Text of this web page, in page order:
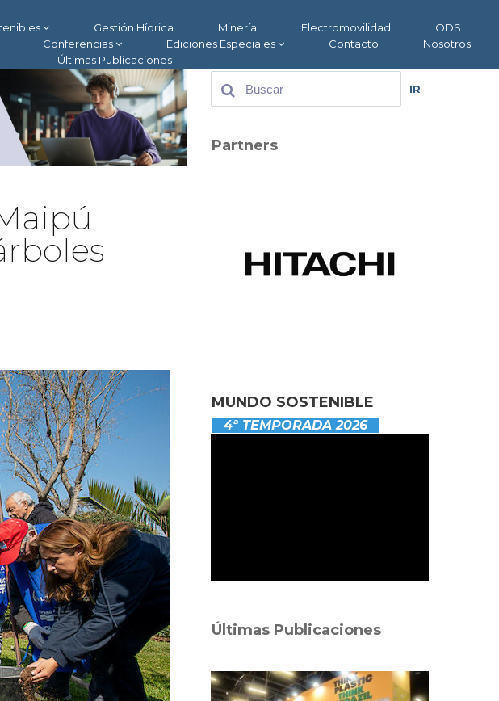
Gestión Hídrica Minería Electromovilidad
ODS
Conferencias Ediciones Especiales Contacto
Nosotros
Últimas Publicaciones
IR
Partners
MUNDO SOSTENIBLE
4ª TEMPORADA 2026
Últimas Publicaciones